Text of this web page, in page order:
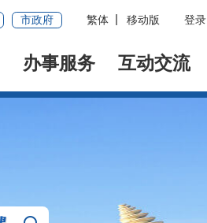
市政府 繁体 移动版 登录
办事服务 互动交流